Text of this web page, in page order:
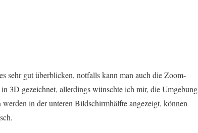
sehr gut überblicken, notfalls kann man auch die Zoom-
3D gezeichnet, allerdings wünschte ich mir, die Umgebung
in der unteren Bildschirmhälfte angezeigt, können